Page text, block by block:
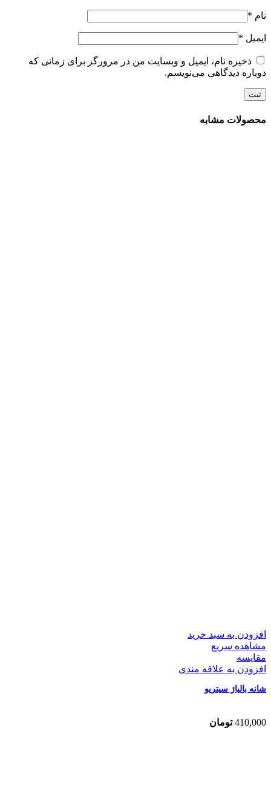
نام *
ایمیل *
ذخیره نام، ایمیل و وبسایت من در مرورگر برای زمانی که
دوباره دیدگاهی می‌نویسم.
محصولات مشابه
افزودن به سبد خرید
مشاهده سریع
مقایسه
افزودن به علاقه مندی
شانه بالیاژ سیتریو
410,000 تومان